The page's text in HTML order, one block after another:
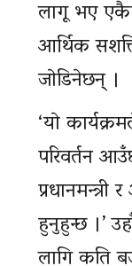
लागू भए
आर्थिक
जाेडिनेछन् ।
‘याे
परिवर्तन
हुनुहुन्छ ।’